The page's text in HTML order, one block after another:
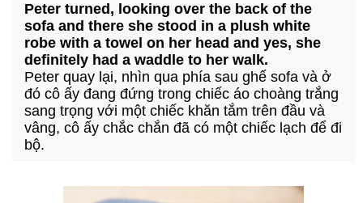
Peter turned, looking over the back of the
sofa and there she stood in a plush white
robe with a towel on her head and yes, she
definitely had a waddle to her walk.
Peter quay lại, nhìn qua phía sau ghế sofa và ở
đó cô ấy đang đứng trong chiếc áo choàng trắng
sang trọng với một chiếc khăn tắm trên đầu và
vâng, cô ấy chắc chắn đã có một chiếc lạch để đi
bộ.